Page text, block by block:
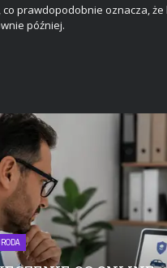
co prawdopodobnie oznacza, że
później.